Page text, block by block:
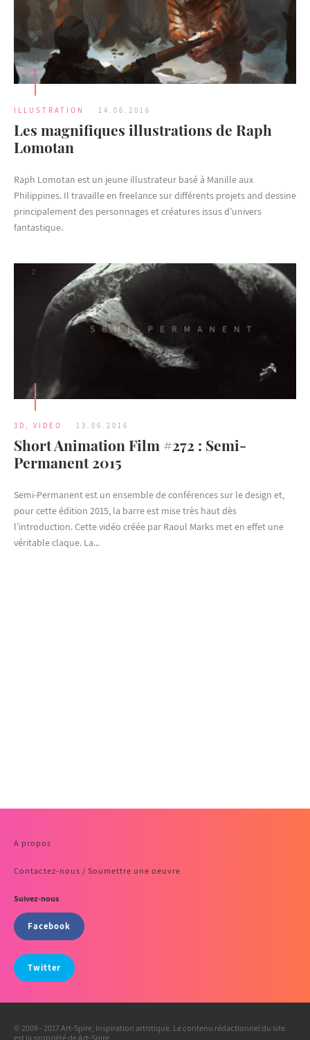
ILLUSTRATION 14.06.2016
Les magnifiques illustrations de Raph
Lomotan
Raph Lomotan est un jeune illustrateur basé à Manille aux
Philippines. Il travaille en freelance sur différents projets and dessine
principalement des personnages et créatures issus d’univers
fantastique.
3D , VIDEO 13.06.2016
Short Animation Film #272 : Semi-
Permanent 2015
Semi-Permanent est un ensemble de conférences sur le design et,
pour cette édition 2015, la barre est mise très haut dès
l’introduction. Cette vidéo créée par Raoul Marks met en effet une
véritable claque. La...
A propos
Contactez-nous / Soumettre une oeuvre
Suivez-nous
Facebook
Twitter
© 2009 - 2017 Art-Spire, Inspiration artistique. Le contenu rédactionnel du site
est la propriété de Art-Spire.